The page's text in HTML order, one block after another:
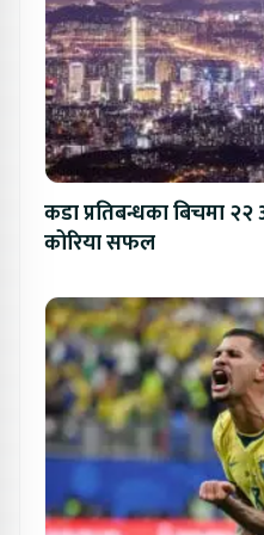
कडा प्रतिबन्धका बिचमा
कोरिया सफल